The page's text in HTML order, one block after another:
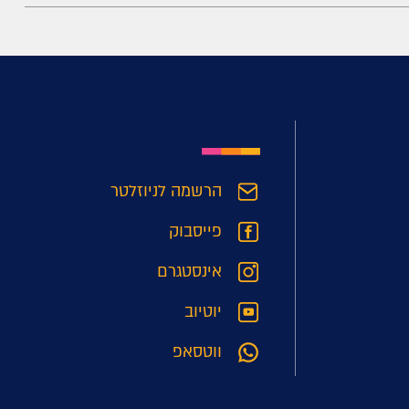
הרשמה לניוזלטר
פייסבוק
אינסטגרם
יוטיוב
ווטסאפ